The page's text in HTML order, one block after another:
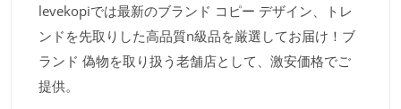
levekopiでは最新のブランド コピー デザイン、トレ
ンドを先取りした高品質n級品を厳選してお届け！ブ
ランド 偽物を取り扱う老舗店として、激安価格でご
提供。